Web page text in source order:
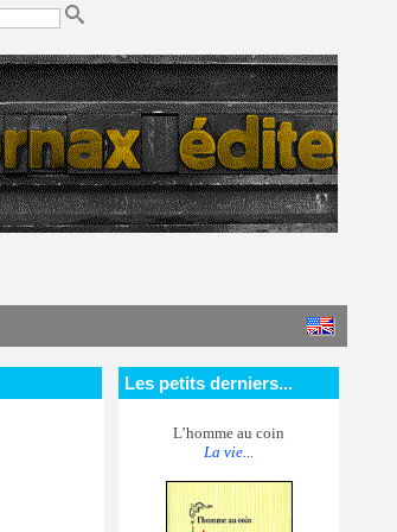
Les petits derniers...
L’homme au coin
La vie...